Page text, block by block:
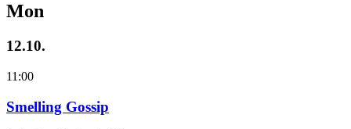
Mon
12.10.
11:00
Smelling Gossip